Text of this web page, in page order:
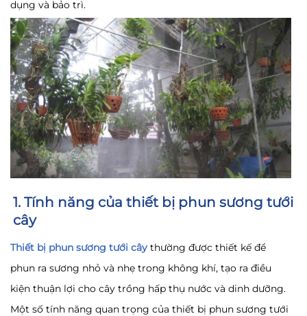
dụng và bảo trì.
1. Tính năng của thiết bị phun sương tưới
cây
Thiết bị phun sương tưới cây thường được thiết kế để
phun ra sương nhỏ và nhẹ trong không khí, tạo ra điều
kiện thuận lợi cho cây trồng hấp thụ nước và dinh dưỡng.
Một số tính năng quan trọng của thiết bị phun sương tưới